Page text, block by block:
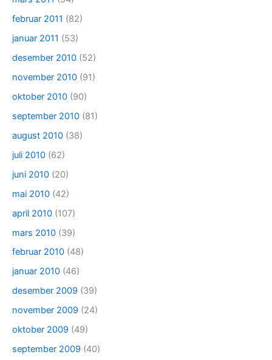
februar 2011 (82)
januar 2011 (53)
desember 2010 (52)
november 2010 (91)
oktober 2010 (90)
september 2010 (81)
august 2010 (38)
juli 2010 (62)
juni 2010 (20)
mai 2010 (42)
april 2010 (107)
mars 2010 (39)
februar 2010 (48)
januar 2010 (46)
desember 2009 (39)
november 2009 (24)
oktober 2009 (49)
september 2009 (40)